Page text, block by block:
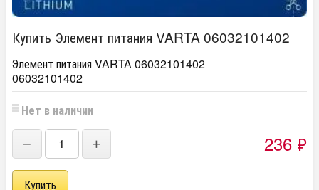
Купить Элемент питания VARTA 06032101402
Элемент питания VARTA 06032101402
06032101402
Нет в наличии
− + 236 ₽